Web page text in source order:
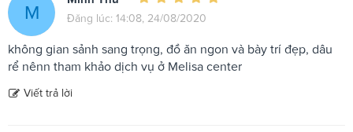
M Đăng lúc: 14:08, 24/08/2020
không gian sảnh sang trọng, đồ ăn ngon và bày trí đẹp, dâu
rể nênn tham khảo dịch vụ ở Melisa center
Viết trả lời